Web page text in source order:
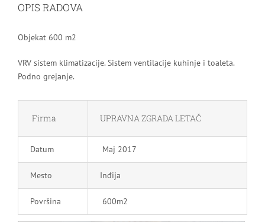
OPIS RADOVA
Objekat 600 m2
VRV sistem klimatizacije. Sistem ventilacije kuhinje i toaleta.
Podno grejanje.
Firma UPRAVNA ZGRADA LETAČ
Datum Maj 2017
Mesto Inđija
Površina 600m2